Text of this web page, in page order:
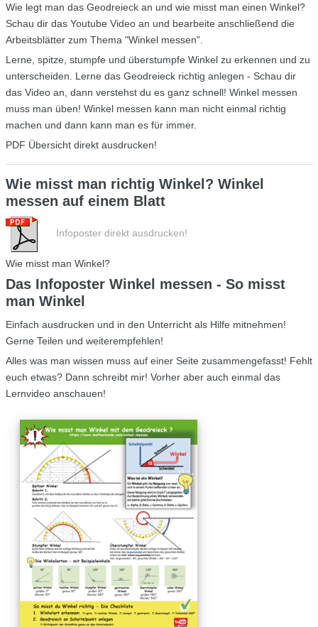
Wie legt man das Geodreieck an und wie misst man einen Winkel?
Schau dir das Youtube Video an und bearbeite anschließend die
Arbeitsblätter zum Thema "Winkel messen".
Lerne, spitze, stumpfe und überstumpfe Winkel zu erkennen und zu
unterscheiden. Lerne das Geodreieck richtig anlegen - Schau dir
das Video an, dann verstehst du es ganz schnell! Winkel messen
muss man üben! Winkel messen kann man nicht einmal richtig
machen und dann kann man es für immer.
PDF Übersicht direkt ausdrucken!
Wie misst man richtig Winkel? Winkel
messen auf einem Blatt
Infoposter direkt ausdrucken!
Wie misst man Winkel?
Das Infoposter Winkel messen - So misst
man Winkel
Einfach ausdrucken und in den Unterricht als Hilfe mitnehmen!
Gerne Teilen und weiterempfehlen!
Alles was man wissen muss auf einer Seite zusammengefasst! Fehlt
euch etwas? Dann schreibt mir! Vorher aber auch einmal das
Lernvideo anschauen!